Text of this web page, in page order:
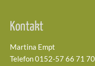
Kontakt
Martina Empt
Telefon 0152-57 66 71 70